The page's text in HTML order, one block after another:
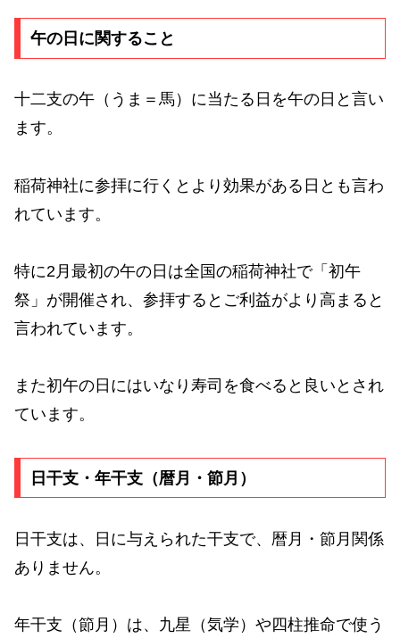
午の日に関すること
十二支の午（うま＝馬）に当たる日を午の日と言い
ます。
稲荷神社に参拝に行くとより効果がある日とも言わ
れています。
特に2月最初の午の日は全国の稲荷神社で「初午
祭」が開催され、参拝するとご利益がより高まると
言われています。
また初午の日にはいなり寿司を食べると良いとされ
ています。
日干支・年干支（暦月・節月）
日干支は、日に与えられた干支で、暦月・節月関係
ありません。
年干支（節月）は、九星（気学）や四柱推命で使う